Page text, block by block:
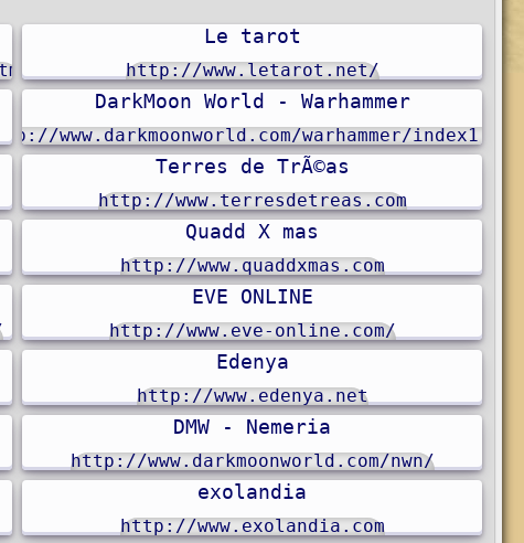
Le tarot
http://www.letarot.net/
DarkMoon World - Warhammer
www.darkmoonworld.com/warhammer/index1.php
Terres de TrÃ©as
http://www.terresdetreas.com
Quadd X mas
http://www.quaddxmas.com
EVE ONLINE
http://www.eve-online.com/
Edenya
http://www.edenya.net
DMW - Nemeria
http://www.darkmoonworld.com/nwn/
exolandia
http://www.exolandia.com